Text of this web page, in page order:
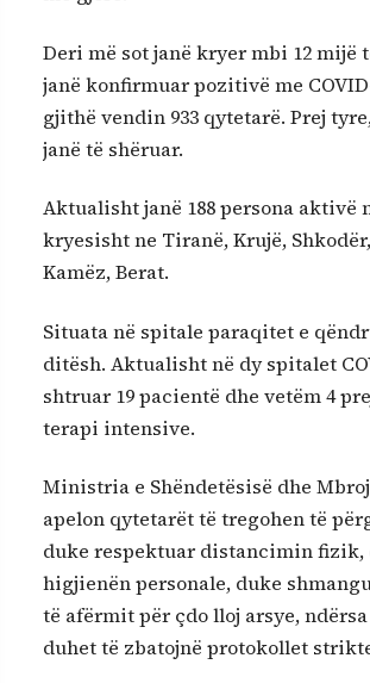
Deri më sot janë kryer mbi 12 mijë
janë konfirmuar pozitivë me
gjithë vendin 933 qytetarë. Prej
janë të shëruar.
Aktualisht janë 188 persona aktivë
kryesisht ne Tiranë, Krujë,
Kamëz, Berat.
Situata në spitale paraqitet e
ditësh. Aktualisht në dy spitalet
shtruar 19 pacientë dhe vetëm 4
terapi intensive.
Ministria e Shëndetësisë dhe
apelon qytetarët të tregohen të
duke respektuar distancimin fizik,
higjienën personale, duke
të afërmit për çdo lloj arsye,
duhet të zbatojnë protokollet